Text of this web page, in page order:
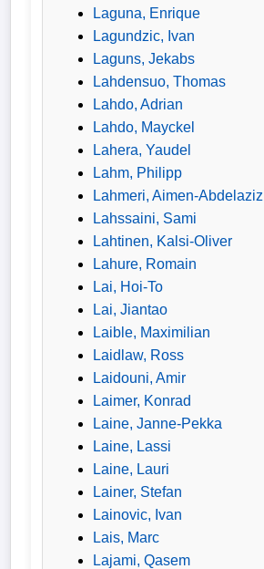
Laguna, Enrique
Lagundzic, Ivan
Laguns, Jekabs
Lahdensuo, Thomas
Lahdo, Adrian
Lahdo, Mayckel
Lahera, Yaudel
Lahm, Philipp
Lahmeri, Aimen-Abdelaziz
Lahssaini, Sami
Lahtinen, Kalsi-Oliver
Lahure, Romain
Lai, Hoi-To
Lai, Jiantao
Laible, Maximilian
Laidlaw, Ross
Laidouni, Amir
Laimer, Konrad
Laine, Janne-Pekka
Laine, Lassi
Laine, Lauri
Lainer, Stefan
Lainovic, Ivan
Lais, Marc
Lajami, Qasem